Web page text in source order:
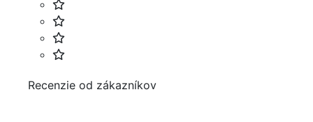
DomovOstatné
Recenzie od zákazníkov